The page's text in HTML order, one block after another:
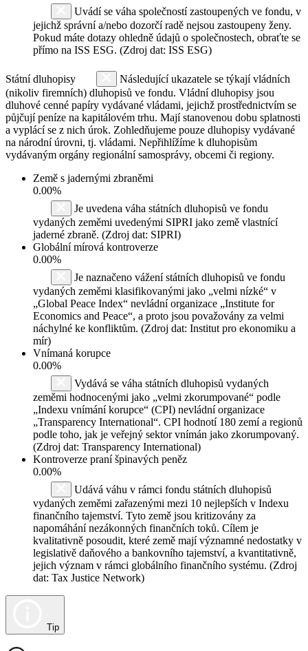
Uvádí se váha společností zastoupených ve fondu, v
jejichž správní a/nebo dozorčí radě nejsou zastoupeny ženy.
Pokud máte dotazy ohledně údajů o společnostech, obraťte se
přímo na ISS ESG. (Zdroj dat: ISS ESG)
Státní dluhopisy
Následující ukazatele se týkají vládních
(nikoliv firemních) dluhopisů ve fondu. Vládní dluhopisy jsou
dluhové cenné papíry vydávané vládami, jejichž prostřednictvím se
půjčují peníze na kapitálovém trhu. Mají stanovenou dobu splatnosti
a vyplácí se z nich úrok. Zohledňujeme pouze dluhopisy vydávané
na národní úrovni, tj. vládami. Nepřihlížíme k dluhopisům
vydávaným orgány regionální samosprávy, obcemi či regiony.
Země s jadernými zbraněmi
0.00%
Je uvedena váha státních dluhopisů ve fondu
vydaných zeměmi uvedenými SIPRI jako země vlastnící
jaderné zbraně. (Zdroj dat: SIPRI)
Globální mírová kontroverze
0.00%
Je naznačeno vážení státních dluhopisů ve fondu
vydaných zeměmi klasifikovanými jako „velmi nízké“ v
„Global Peace Index“ nevládní organizace „Institute for
Economics and Peace“, a proto jsou považovány za velmi
náchylné ke konfliktům. (Zdroj dat: Institut pro ekonomiku a
mír)
Vnímaná korupce
0.00%
Vydává se váha státních dluhopisů vydaných
zeměmi hodnocenými jako „velmi zkorumpované“ podle
„Indexu vnímání korupce“ (CPI) nevládní organizace
„Transparency International“. CPI hodnotí 180 zemí a regionů
podle toho, jak je veřejný sektor vnímán jako zkorumpovaný.
(Zdroj dat: Transparency International)
Kontroverze praní špinavých peněz
0.00%
Udává váhu v rámci fondu státních dluhopisů
vydaných zeměmi zařazenými mezi 10 nejlepších v Indexu
finančního tajemství. Tyto země jsou kritizovány za
napomáhání nezákonných finančních toků. Cílem je
kvalitativně posoudit, které země mají významné nedostatky v
legislativě daňového a bankovního tajemství, a kvantitativně,
jejich význam v rámci globálního finančního systému. (Zdroj
dat: Tax Justice Network)
Tip